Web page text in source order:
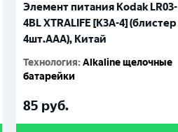
Элемент питания Kodak LR03-
4BL XTRALIFE [K3A-4] (блистер
4шт.AАА), Китай
Технология:Alkaline щелочные
батарейки
85 руб.